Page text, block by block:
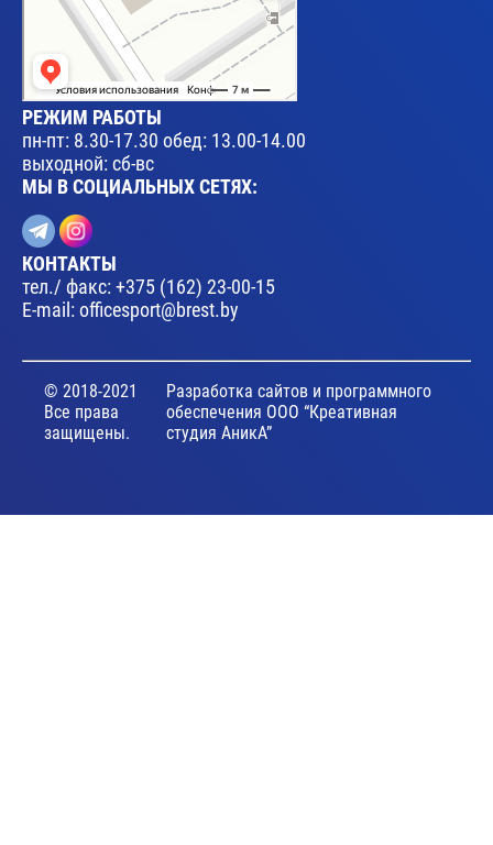
РЕЖИМ РАБОТЫ
пн-пт: 8.30-17.30 обед: 13.00-14.00
выходной: сб-вс
МЫ В СОЦИАЛЬНЫХ СЕТЯХ:
КОНТАКТЫ
тел./ факс: +375 (162) 23-00-15
E-mail: officesport@brest.by
© 2018-2021
Все права
защищены.
Разработка сайтов и программного
обеспечения ООО “Креативная
студия АникА”